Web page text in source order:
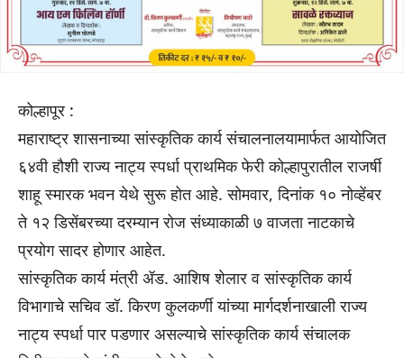
कोल्हापूर :
महाराष्ट्र शासनाच्या सांस्कृतिक कार्य संचालनालयामार्फत आयोजित
६४वी हौशी राज्य नाट्य स्पर्धा प्राथमिक फेरी कोल्हापुरातील राजर्षी
शाहू स्मारक भवन येथे सुरू होत आहे. सोमवार, दिनांक १० नोव्हेंबर
ते १२ डिसेंबरच्या दरम्यान रोज संध्याकाळी ७ वाजता नाटकाचे
प्रयोग सादर होणार आहेत.
सांस्कृतिक कार्य मंत्री ॲड. आशिष शेलार व सांस्कृतिक कार्य
विभागाचे सचिव डॉ. किरण कुलकर्णी यांच्या मार्गदर्शनाखाली राज्य
नाट्य स्पर्धा पार पडणार असल्याचे सांस्कृतिक कार्य संचालक